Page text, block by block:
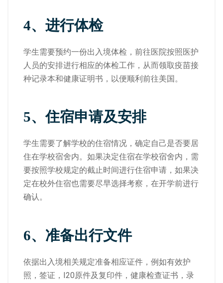
4、 进行体检
学生需要预约一份出入境体检，前往医院按照医护
人员的安排进行相应的体检工作，从而领取疫苗接
种记录本和健康证明书，以便顺利前往美国。
5、住宿申请及安排
学生需要了解学校的住宿情况，确定自己是否要居
住在学校宿舍内。如果决定住宿在学校宿舍内，需
要按照学校规定的截止时间进行住宿申请，如果决
定在校外住宿也需要尽早选择考察，在开学前进行
确认。
6、 准备出行文件
依据出入境相关规定准备相应证件，例如有效护
照，签证，I20原件及复印件，健康检查证书，录